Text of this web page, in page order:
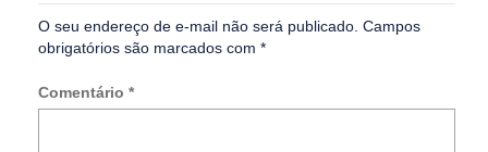
O seu endereço de e-mail não será publicado. Campos
obrigatórios são marcados com *
Comentário *